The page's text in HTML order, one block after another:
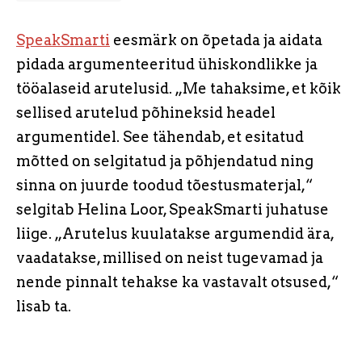
SpeakSmarti eesmärk on õpetada ja aidata
pidada argumenteeritud ühiskondlikke ja
tööalaseid arutelusid. „Me tahaksime, et kõik
sellised arutelud põhineksid headel
argumentidel. See tähendab, et esitatud
mõtted on selgitatud ja põhjendatud ning
sinna on juurde toodud tõestusmaterjal,“
selgitab Helina Loor, SpeakSmarti juhatuse
liige. „Arutelus kuulatakse argumendid ära,
vaadatakse, millised on neist tugevamad ja
nende pinnalt tehakse ka vastavalt otsused,“
lisab ta.